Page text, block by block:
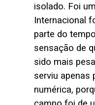
isolado. Foi
Internacional
parte do
sensação de
sido mais
serviu apenas
numérica,